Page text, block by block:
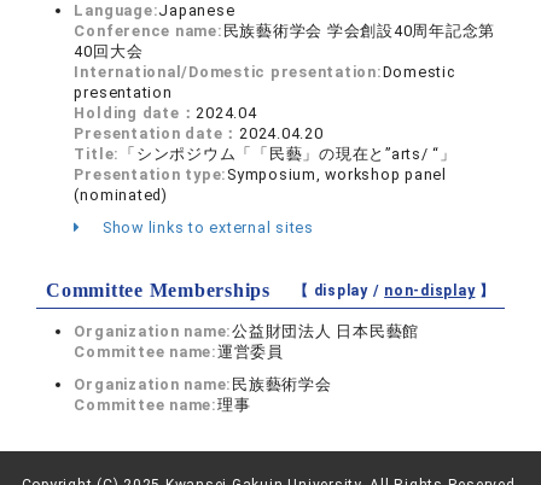
Language:Japanese
Conference name: 民族藝術学会 学会創設40周年記念第
40回大会
International/Domestic presentation:Domestic
presentation
Holding date：2024.04
Presentation date：2024.04.20
Title: 「シンポジウム「「民藝」の現在と”arts/ “」
Presentation type: Symposium, workshop panel
(nominated)
Show links to external sites
Committee Memberships 【 display / non-display】
Organization name:公益財団法人 日本民藝館
Committee name:運営委員
Organization name: 民族藝術学会
Committee name:理事